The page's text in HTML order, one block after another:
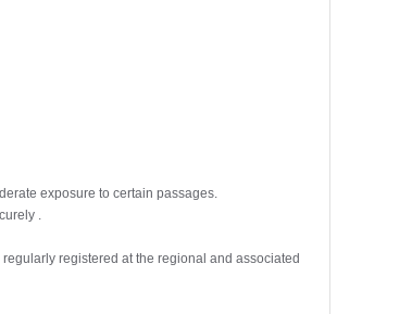
exposure to certain passages.
.
registered at the regional and associated